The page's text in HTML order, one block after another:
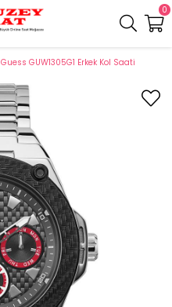
0
Guess GUW1305G1 Erkek Kol Saati